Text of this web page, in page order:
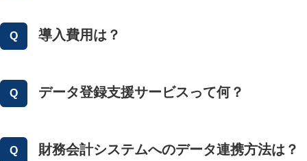
導入費用は？
データ登録支援サービスって何？
財務会計システムへのデータ連携方法は？